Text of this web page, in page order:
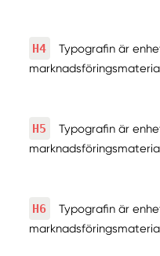
H4
Typografin är
H5
Typografin är
H6
Typografin är